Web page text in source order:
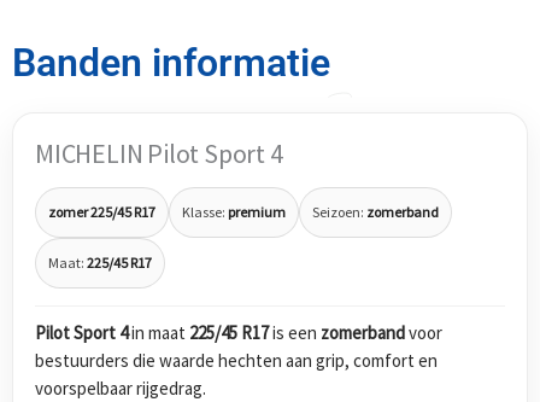
Banden informatie
MICHELIN Pilot Sport 4
zomer 225/45 R17 Klasse: premium Seizoen: zomerband
Maat: 225/45 R17
Pilot Sport 4in maat 225/45 R17is een zomerbandvoor
bestuurders die waarde hechten aan grip, comfort en
voorspelbaar rijgedrag.